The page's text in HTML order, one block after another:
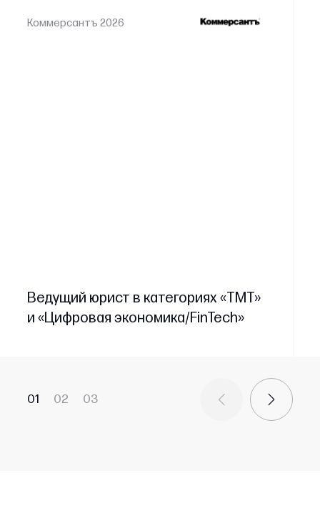
Коммерсантъ 2026
Ведущий юрист в категориях «TMT»
и «Цифровая экономика/FinTech»
01 02 03